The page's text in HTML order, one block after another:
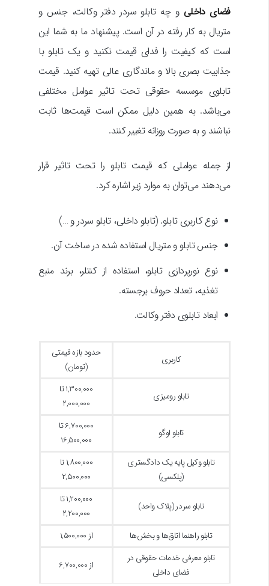
فضای داخلی و چه تابلو سردر دفتر وکالت، جنس و
متریال به کار رفته در آن است. پیشنهاد ما به شما این
است که کیفیت را فدای قیمت نکنید و یک تابلو با
جذابیت بصری بالا و ماندگاری عالی تهیه کنید. قیمت
تابلوی موسسه حقوقی تحت تاثیر عوامل مختلفی
می‌باشد. به همین دلیل ممکن است قیمت‌ها ثابت
نباشند و به صورت روزانه تغییر کنند.
از جمله عواملی که قیمت تابلو را تحت تاثیر قرار
می‌دهند می‌توان به موارد زیر اشاره کرد.
نوع کاربری تابلو. (تابلو داخلی، تابلو سردر و …)
جنس تابلو و متریال استفاده شده در ساخت آن.
نوع نورپردازی تابلو، استفاده از کنتلر، برند منبع
تغذیه، تعداد حروف برجسته.
ابعاد تابلوی دفتر وکالت.
کاربری
حدود بازه قیمتی
(تومان)
تابلو رومیزی
1,300,000 تا
2,000,000
تابلو لوگو
6,700,000 تا
16,500,000
تابلو وکیل پایه یک دادگستری
(پلکسی)
۱,۸۰۰,۰۰۰ تا
۲,۵۰۰,۰۰۰
تابلو سردر (پلاک واحد)
۱,2۰۰,۰۰۰ تا
۲,2۰۰,۰۰۰
تابلو راهنما اتاق‌ها و بخش‌ها
از 1,500,000
تابلو معرفی خدمات حقوقی در
فضای داخلی
از 6,700,000